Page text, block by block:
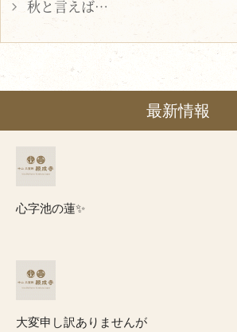
秋と言えば…
最新情報
心字池の蓮✨
大変申し訳ありませんが